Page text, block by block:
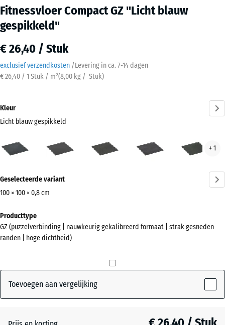
Fitnessvloer Compact GZ "Licht blauw
gespikkeld"
€ 26,40 / Stuk
exclusief verzendkosten /Levering in ca. 7-14 dagen
€ 26,40 / 1 Stuk / m²(8,00 kg / Stuk)
Kleur
Licht blauw gespikkeld
blauw
(active)
+ 1
informatie
over
kleuren?
Kleurenpalet
Licht
blauw
Geselecteerde variant
100 × 100 × 0,8 cm
voor
verzending
1030
Producttype
GZ (puzzelverbinding | nauwkeurig gekalibreerd formaat | strak gesneden
randen | hoge dichtheid)
Toevoegen aan vergelijking